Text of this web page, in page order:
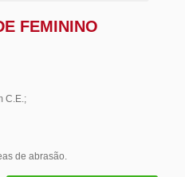
FEMININO
C.E.;
de abrasão.